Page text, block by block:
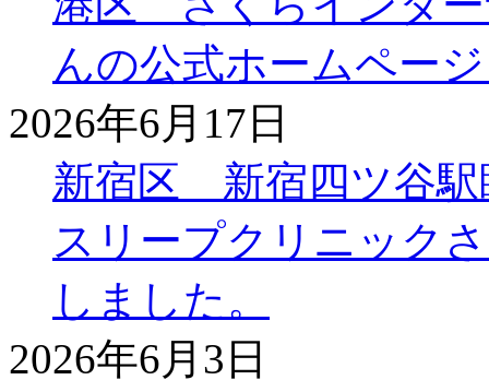
んの公式ホームペー
2026年6月17日
新宿区 新宿四ツ谷駅
スリープクリニック
しました。
2026年6月3日